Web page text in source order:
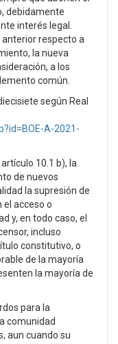
debidamente
interés legal.
respecto a
la nueva
a los
común.
según Real
A-2021-
10.1 b), la
de nuevos
la supresión de
acceso o
y, en todo caso, el
incluso
constitutivo, o
de la mayoría
la mayoría de
para la
comunidad
aun cuando su